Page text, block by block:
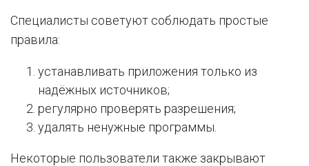
Специалисты советуют соблюдать простые
правила:
устанавливать приложения только из
надёжных источников;
регулярно проверять разрешения;
удалять ненужные программы.
Некоторые пользователи также закрывают